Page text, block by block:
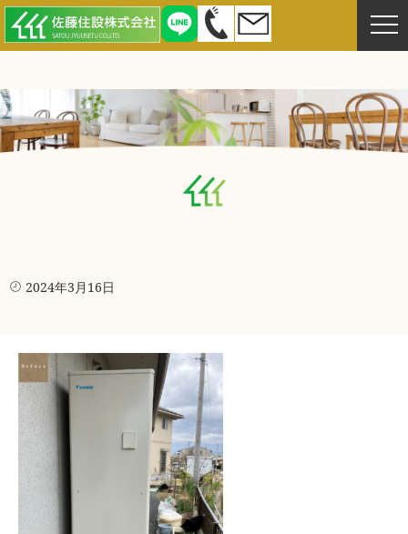
2024年3月16日